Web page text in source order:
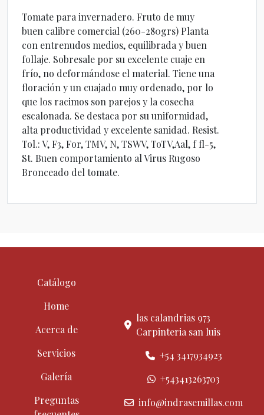
Tomate para invernadero. Fruto de muy
buen calibre comercial (260-280grs) Planta
con entrenudos medios, equilibrada y buen
follaje. Sobresale por su excelente cuaje en
frío, no deformándose el material. Tiene una
floración y un cuajado muy ordenado, por lo
que los racimos son parejos y la cosecha
escalonada. Se destaca por su uniformidad,
alta productividad y excelente sanidad. Resist.
Tol.: V, F3, For, TMV, N, TSWV, ToTV,Aal, f fl-5,
St. Buen comportamiento al Virus Rugoso
Bronceado del tomate.
Catálogo
Home
Acerca de
Servicios
Galería
Preguntas
las calandrias 973
Carpinteria san luis
+54 3417934923
+543413263703
info@indrasemillas.com